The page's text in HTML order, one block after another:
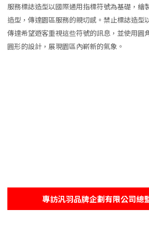
服務標誌造型以國際通用指標符號為基礎，繪
造型，傳達園區服務的親切感。禁止標誌造型
傳達希望遊客重視這些符號的訊息，並使用圓
圓形的設計，展現園區內嶄新的氣象。
專訪汎羽品牌企劃有限公司總